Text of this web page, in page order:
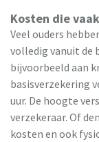
Kosten die
Veel ouders
volledig vanuit de
bijvoorbeeld aan
basisverzekering
uur. De hoogte
verzekeraar. Of
kosten en ook